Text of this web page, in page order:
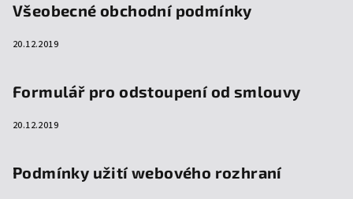
Všeobecné obchodní podmínky
20.12.2019
Formulář pro odstoupení od smlouvy
20.12.2019
Podmínky užití webového rozhraní